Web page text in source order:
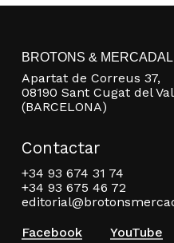
BROTONS &
Apartat de Correus 37,
08190 Sant Cugat del
(BARCELONA)
Contactar
+34 93 674 31 74
+34 93 675 46 72
Facebook
YouTube